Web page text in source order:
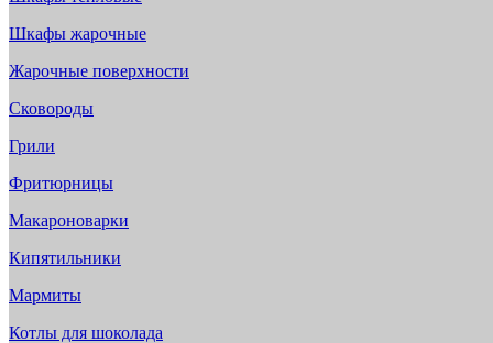
Шкафы жарочные
Жарочные поверхности
Сковороды
Грили
Фритюрницы
Макароноварки
Кипятильники
Мармиты
Котлы для шоколада